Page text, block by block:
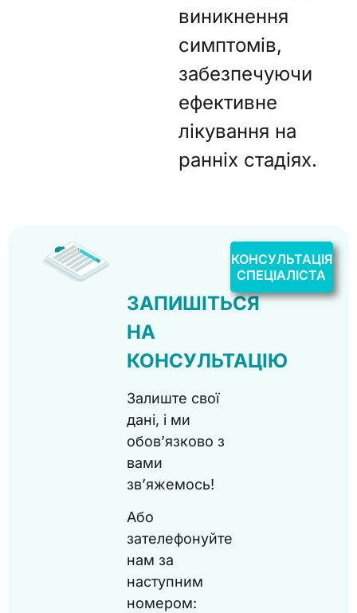
виникнення
симптомів,
забезпечуючи
ефективне
лікування на
ранніх стадіях.
ЗАПИШІТЬСЯ
НА
КОНСУЛЬТАЦІЮ
Залиште свої
дані, і ми
обов’язково з
вами
зв’яжемось!
Або
зателефонуйте
нам за
наступним
номером:
КОНСУЛЬТАЦІЯ
СПЕЦІАЛІСТА